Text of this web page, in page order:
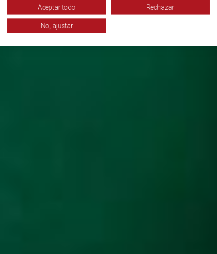
Aceptar todo Rechazar
No, ajustar